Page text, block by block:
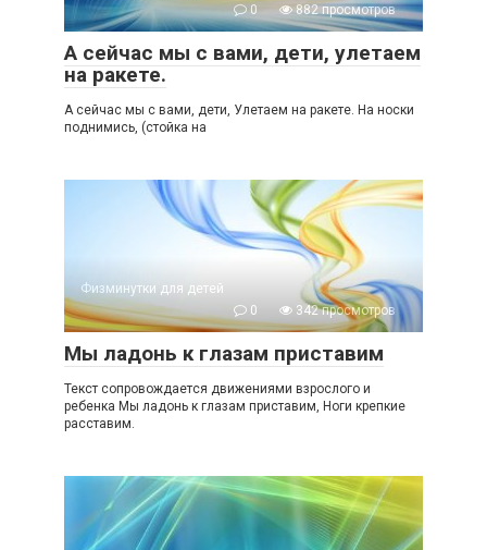
0
882 просмотров
А сейчас мы с вами, дети, улетаем
на ракете.
А сейчас мы с вами, дети, Улетаем на ракете. На носки
поднимись, (стойка на
Физминутки для детей
0
342 просмотров
Мы ладонь к глазам приставим
Текст сопровождается движениями взрослого и
ребенка Мы ладонь к глазам приставим, Ноги крепкие
расставим.